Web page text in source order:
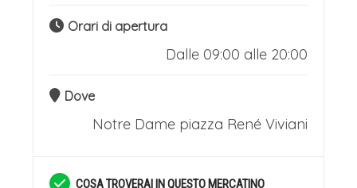
Orari di apertura
Dalle 09:00 alle 20:00
Dove
Notre Dame piazza René Viviani
COSA TROVERAI IN QUESTO MERCATINO